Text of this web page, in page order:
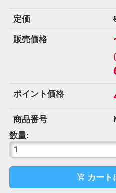
ホ
電
0120-
452-
038
定価
販売価格
ポイント価格
商品番号
数量:
add_shopping_cart カート